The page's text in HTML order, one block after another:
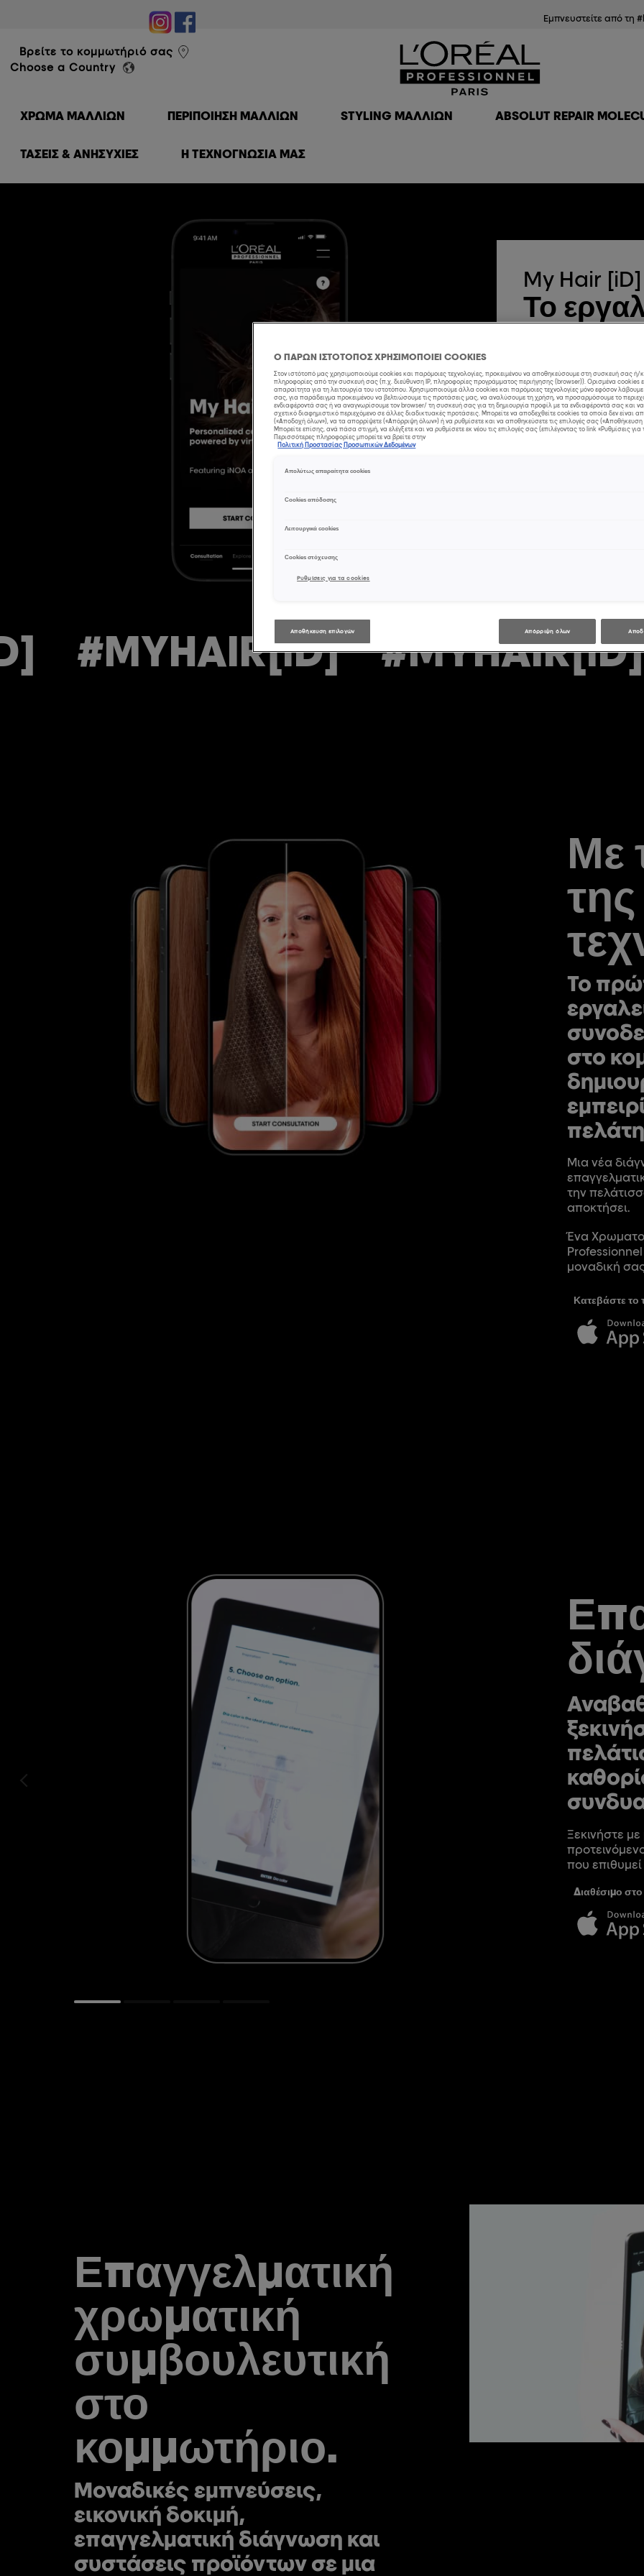
Εμπνευστείτε από τη
Βρείτε το κομμωτήριό σας
Choose a Country
Professionnel
ΧΡΏΜΑ ΜΑΛΛΙΏΝ ΠΕΡΙΠΟΊΗΣΗ ΜΑΛΛΙΏΝ STYLING ΜΑΛΛΙΏΝ ABSOLUT REPAIR
ΤΑΣΕΙΣ & ΑΝΗΣΥΧΙΕΣ Η ΤΕΧΝΟΓΝΩΣΙΑ ΜΑΣ
My Hair [iD]
Το
Προσφέρετε την
#MYHAIR[iD] #MYHAIR[iD]
Με
της
Το
στο
Μια νέα
την
αποκτήσει.
Ένα
Professionnel
μοναδική
Κατεβάστε το
Ξεκινήστε
που
Διαθέσιμο
Επαγγελματική
χρωματική
συμβουλευτική
στο
κομμωτήριο.
Μοναδικές εμπνεύσεις,
εικονική δοκιμή,
επαγγελματική διάγνωση και
συστάσεις προϊόντων σε μια
Ο ΠΑΡΩΝ ΙΣΤΟΤΟΠΟΣ ΧΡΗΣΙΜΟΠΟΙΕΙ COOKIES
Στον ιστότοπό μας χρησιμοποιούμε cookies και παρόμοιες τεχνολογίες, προκειμένου να αποθηκεύσουμε στη συσκευή σας ή/
πληροφορίες από την συσκευή σας (π.χ. διεύθυνση IP, πληροφορίες προγράμματος περιήγησης (browser)). Ορισμένα cookies
απαραίτητα για τη λειτουργία του ιστοτόπου. Χρησιμοποιούμε άλλα cookies και παρόμοιες τεχνολογίες μόνο εφόσον
σας, για παράδειγμα προκειμένου να βελτιώσουμε τις προτάσεις μας, να αναλύσουμε τη χρήση, να προσαρμόσουμε το
ενδιαφέροντά σας ή να αναγνωρίσουμε τον browser/ τη συσκευή σας για τη δημιουργία προφίλ με τα ενδιαφέροντά σας και
σχετικό διαφημιστικό περιεχόμενο σε άλλες διαδικτυακές προτάσεις. Μπορείτε να αποδεχθείτε cookies τα οποία δεν είναι
(«Αποδοχή όλων»), να τα απορρίψετε («Απόρριψη όλων») ή να ρυθμίσετε και να αποθηκεύσετε τις επιλογές σας («Αποθήκευση
Μπορείτε επίσης, ανά πάσα στιγμή, να ελέγξετε και να ρυθμίσετε εκ νέου τις επιλογές σας (επιλέγοντας το link «Ρυθμίσεις
Περισσότερες πληροφορίες μπορείτε να βρείτε στην
Πολιτική Προστασίας Προσωπικών Δεδομένων
Απολύτως απαραίτητα cookies
Cookies απόδοσης
Λειτουργικά cookies
Cookies στόχευσης
Ρυθμίσεις για τα cookies
Αποθήκευση επιλογών Απόρριψη όλων